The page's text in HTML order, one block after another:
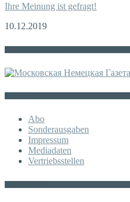
Ihre Meinung ist gefragt!
10.12.2019
Abo
Sonderausgaben
Impressum
Mediadaten
Vertriebsstellen